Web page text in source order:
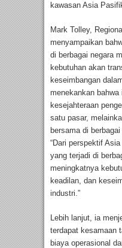
kawasan Asia
Mark Tolley,
menyampaikan
di berbagai negara
kebutuhan akan
keseimbangan
menekankan
kesejahteraan
satu pasar,
bersama di
“Dari perspektif
yang terjadi di
meningkatnya
keadilan, dan
industri.”
Lebih lanjut, ia
terdapat kesamaan
biaya operasional